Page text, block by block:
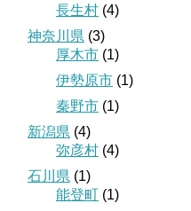
長生村 (4)
神奈川県 (3)
厚木市 (1)
伊勢原市 (1)
秦野市 (1)
新潟県 (4)
弥彦村 (4)
石川県 (1)
能登町 (1)